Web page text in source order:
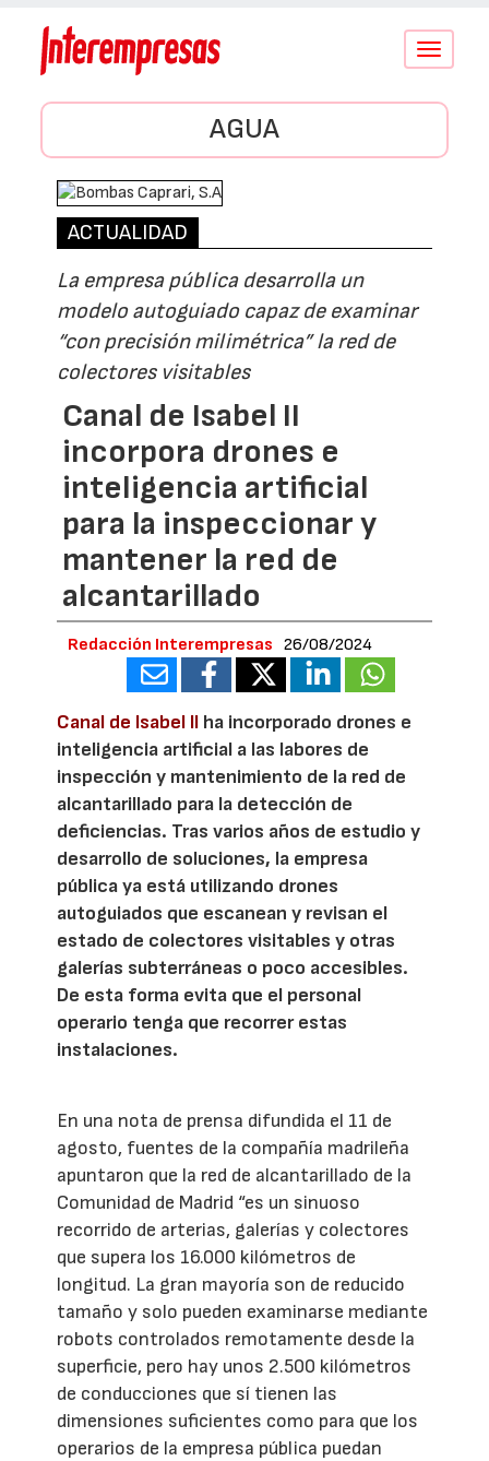
Conmutar
AGUA
ACTUALIDAD
La empresa pública desarrolla un
modelo autoguiado capaz de examinar
“con precisión milimétrica” la red de
colectores visitables
Canal de Isabel II
incorpora drones e
inteligencia artificial
para la inspeccionar y
mantener la red de
alcantarillado
Redacción Interempresas 26/08/2024
Canal de Isabel II ha incorporado drones e
inteligencia artificial a las labores de
inspección y mantenimiento de la red de
alcantarillado para la detección de
deficiencias. Tras varios años de estudio y
desarrollo de soluciones, la empresa
pública ya está utilizando drones
autoguiados que escanean y revisan el
estado de colectores visitables y otras
galerías subterráneas o poco accesibles.
De esta forma evita que el personal
operario tenga que recorrer estas
instalaciones.
En una nota de prensa difundida el 11 de
agosto, fuentes de la compañía madrileña
apuntaron que la red de alcantarillado de la
Comunidad de Madrid “es un sinuoso
recorrido de arterias, galerías y colectores
que supera los 16.000 kilómetros de
longitud. La gran mayoría son de reducido
tamaño y solo pueden examinarse mediante
robots controlados remotamente desde la
superficie, pero hay unos 2.500 kilómetros
de conducciones que sí tienen las
dimensiones suficientes como para que los
operarios de la empresa pública puedan